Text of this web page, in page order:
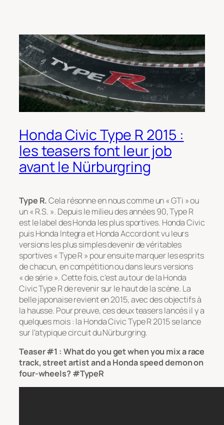
Honda Civic Type R 2015 :
les teasers font leur job
avant le Nürburgring
Type R.Cela résonne en nous comme un « GTi » ou
un « R.S. ». Depuis le milieu des années 90, Type R
est le label des Honda les plus sportives. Honda Civic
puis Honda Integra et Honda Accord ont vu leurs
versions les plus simples devenir de véritables
sportives « Type R » pour ensuite marquer les esprits
de chacun, en compétition ou dans leurs versions
« de série ». Cette fois, c’est au tour de la Honda
Civic Type R de revenir sur le haut de la scène. La
belle japonaise revient en 2015, avec des objectifs à
la hausse. Pour preuve, ces deux teasers lancés il y a
quelques mois : la Honda Civic Type R 2015 se lance
sur l’atypique circuit du Nürburgring.
Teaser #1 : What do you get when you mix a race
track, street artist and a Honda speed demon on
four-wheels? #TypeR